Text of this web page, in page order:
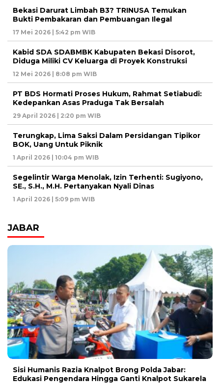
Bekasi Darurat Limbah B3? TRINUSA Temukan
Bukti Pembakaran dan Pembuangan Ilegal
17 Mei 2026 | 5:42 pm WIB
Kabid SDA SDABMBK Kabupaten Bekasi Disorot,
Diduga Miliki CV Keluarga di Proyek Konstruksi
12 Mei 2026 | 8:08 pm WIB
PT BDS Hormati Proses Hukum, Rahmat Setiabudi:
Kedepankan Asas Praduga Tak Bersalah
29 April 2026 | 2:20 pm WIB
Terungkap, Lima Saksi Dalam Persidangan Tipikor
BOK, Uang Untuk Piknik
1 April 2026 | 10:04 pm WIB
Segelintir Warga Menolak, Izin Terhenti: Sugiyono,
SE., S.H., M.H. Pertanyakan Nyali Dinas
1 April 2026 | 5:09 pm WIB
JABAR
Sisi Humanis Razia Knalpot Brong Polda Jabar:
Edukasi Pengendara Hingga Ganti Knalpot Sukarela